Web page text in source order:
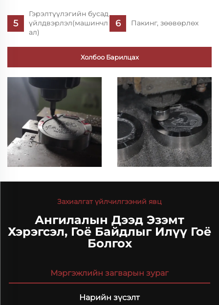
Гэрэлтүүлэгийн бусад
үйлдвэрлэл(машинчл
ал)
Пакинг, зөөвөрлөх
Холбоо Барилцах
Захиалгат үйлчилгээний явц
Ангилалын Дээд Эзэмт
Хэрэгсэл, Гоё Байдлыг Илүү Гоё
Болгох
Мэргэжлийн загварын зураг
Нарийн зүсэлт